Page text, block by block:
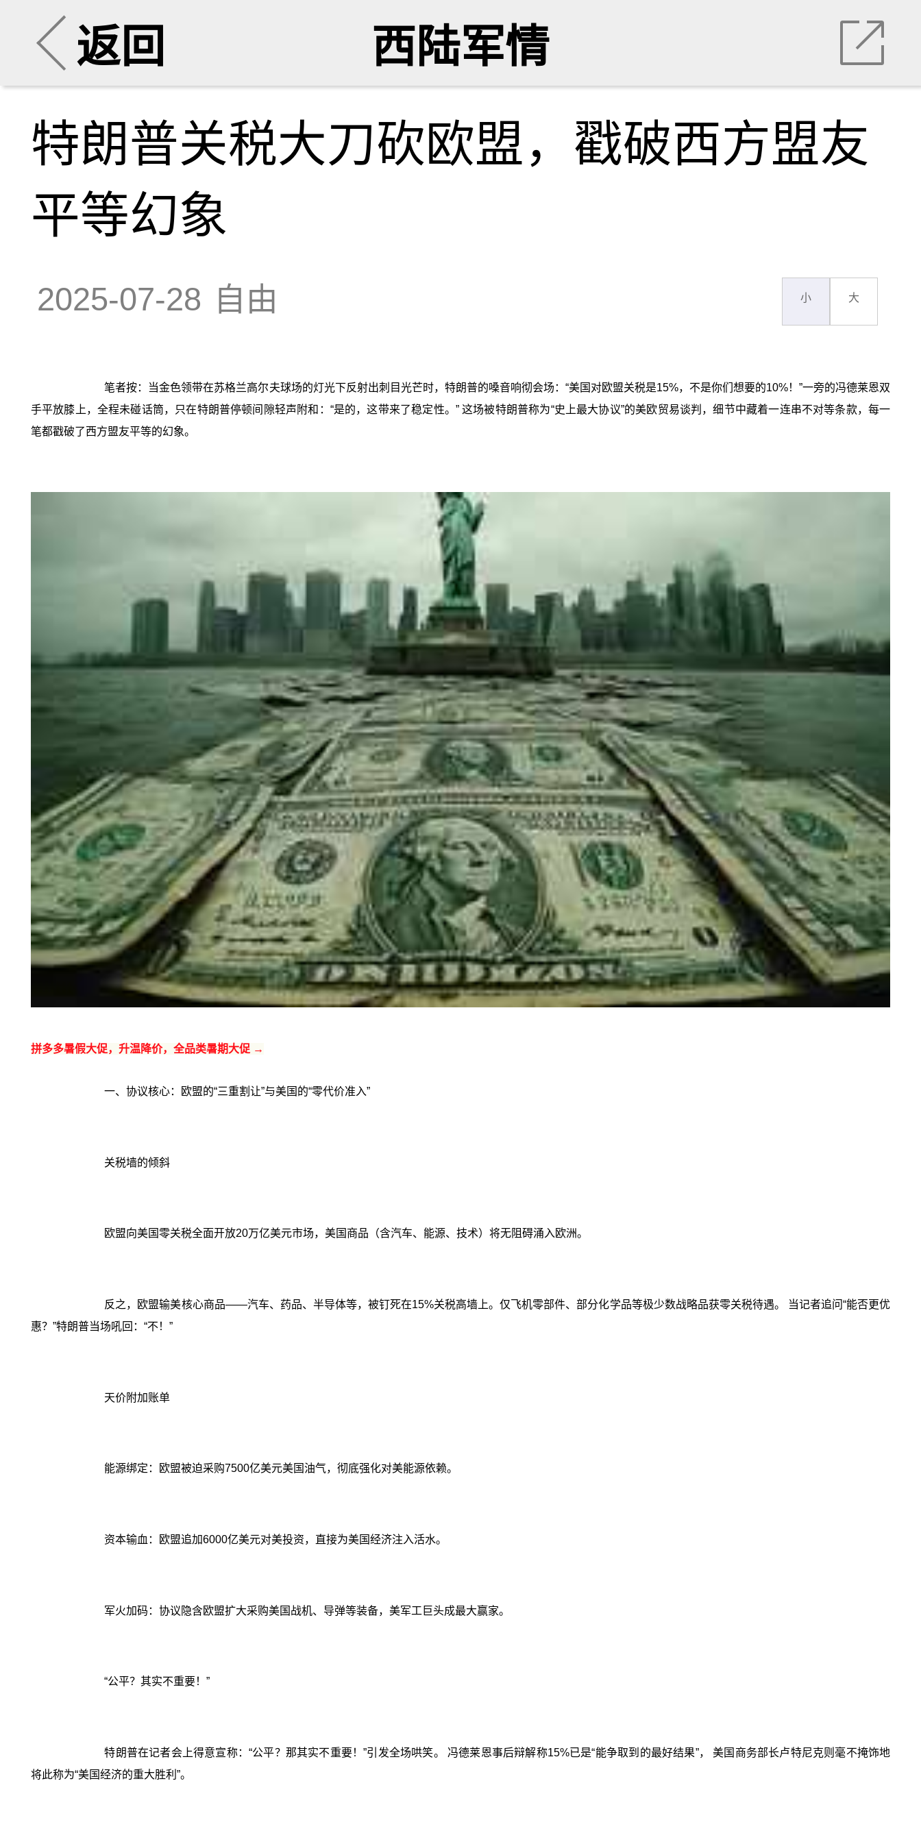
返回 西陆军情
特朗普关税大刀砍欧盟，戳破西方盟友
平等幻象
2025-07-28 自由 小 大
笔者按：当金色领带在苏格兰高尔夫球场的灯光下反射出刺目光芒时，特朗普的嗓音响彻会场：“美国对欧盟关税是15%，不是你们想要的10%！”一旁的冯德莱恩双
手平放膝上，全程未碰话筒，只在特朗普停顿间隙轻声附和：“是的，这带来了稳定性。” 这场被特朗普称为“史上最大协议”的美欧贸易谈判，细节中藏着一连串不对等条款，每一
笔都戳破了西方盟友平等的幻象。
拼多多暑假大促，升温降价，全品类暑期大促 →
一、协议核心：欧盟的“三重割让”与美国的“零代价准入”
关税墙的倾斜
欧盟向美国零关税全面开放20万亿美元市场，美国商品（含汽车、能源、技术）将无阻碍涌入欧洲。
反之，欧盟输美核心商品——汽车、药品、半导体等，被钉死在15%关税高墙上。仅飞机零部件、部分化学品等极少数战略品获零关税待遇。 当记者追问“能否更优
惠？”特朗普当场吼回：“不！”
天价附加账单
能源绑定：欧盟被迫采购7500亿美元美国油气，彻底强化对美能源依赖。
资本输血：欧盟追加6000亿美元对美投资，直接为美国经济注入活水。
军火加码：协议隐含欧盟扩大采购美国战机、导弹等装备，美军工巨头成最大赢家。
“公平？其实不重要！”
特朗普在记者会上得意宣称：“公平？那其实不重要！”引发全场哄笑。 冯德莱恩事后辩解称15%已是“能争取到的最好结果”， 美国商务部长卢特尼克则毫不掩饰地
将此称为“美国经济的重大胜利”。